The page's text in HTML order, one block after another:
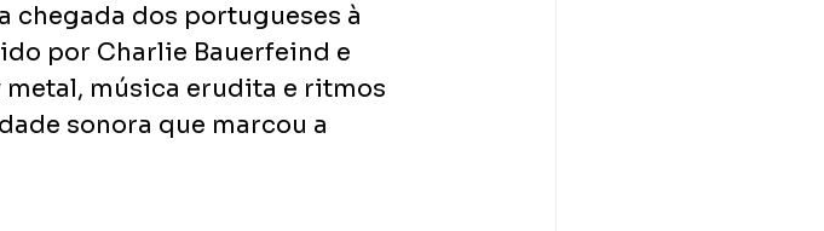
chegada dos portugueses à
por Charlie Bauerfeind e
metal, música erudita e ritmos
sonora que marcou a